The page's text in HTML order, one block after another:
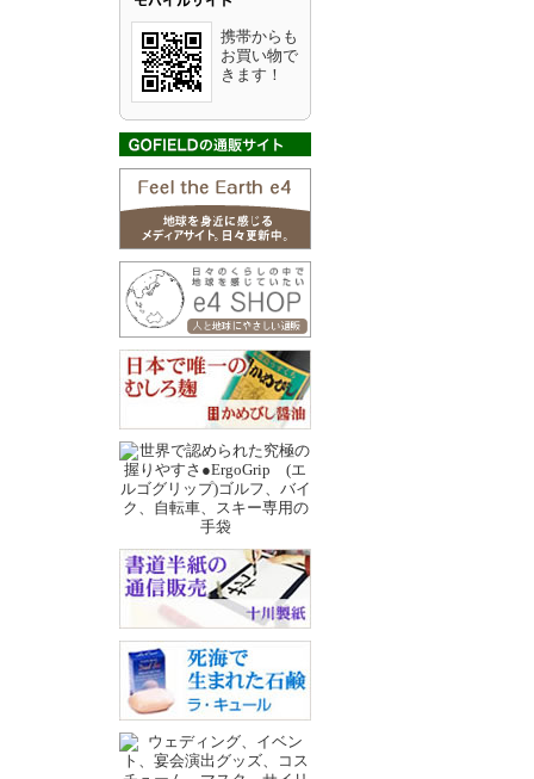
携帯からも
お買い物で
きます！